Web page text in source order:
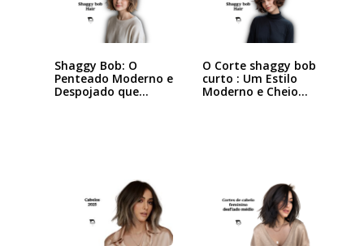
Shaggy Bob: O
Penteado Moderno e
Despojado que
O Corte shaggy bob
curto : Um Estilo
Moderno e Cheio…